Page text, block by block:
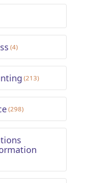
(4)
(213)
(298)